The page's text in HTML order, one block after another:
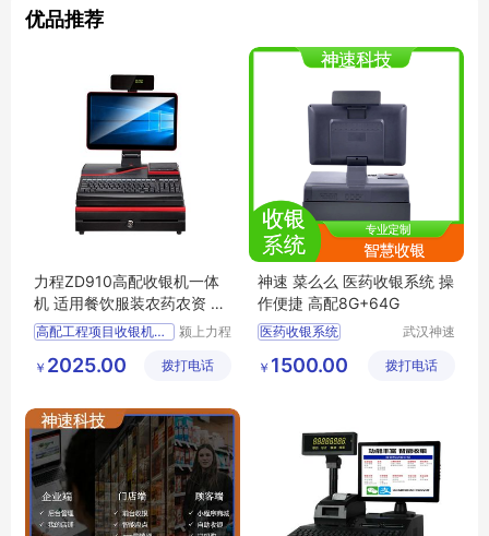
优品推荐
力程ZD910高配收银机一体
机 适用餐饮服装农药农资 全
国通用
高配工程项目收银机收款机
颍上力程
有限公司
￥ 2025.00 拨打电话
神速 菜么么 医药收银系统 操
作便捷 高配8G+64G
医药收银系统
收银系统定制
武汉神速
公司
￥ 1500.00 拨打电话